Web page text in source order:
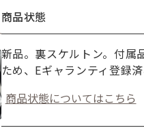
商品状態
新品。裏スケルトン。付属
ため、Eギャランティ登録
商品状態についてはこちら